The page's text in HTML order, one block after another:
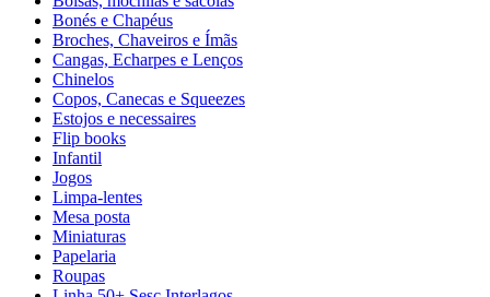
Bonés e Chapéus
Broches, Chaveiros e Ímãs
Cangas, Echarpes e Lenços
Chinelos
Copos, Canecas e Squeezes
Estojos e necessaires
Flip books
Infantil
Jogos
Limpa-lentes
Mesa posta
Miniaturas
Papelaria
Roupas